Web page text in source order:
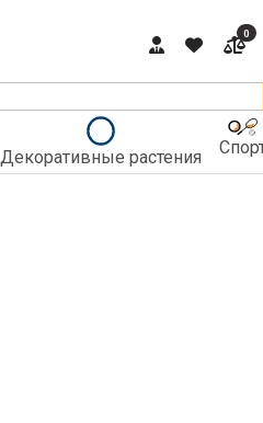
0
Декоративные растения